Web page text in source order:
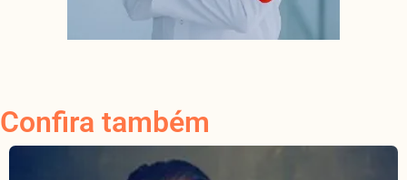
Confira também